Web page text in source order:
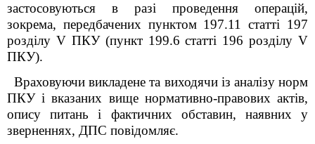
застосовуються в разі проведення операцій,
зокрема, передбачених пунктом 197.11 статті 197
розділу VПКУ (пункт 199.6 статті 196 розділу V
ПКУ).
Враховуючи викладене та виходячи із аналізу норм
ПКУ і вказаних вище нормативно-правових актів,
опису питань і фактичних обставин, наявних у
зверненнях, ДПС повідомляє.